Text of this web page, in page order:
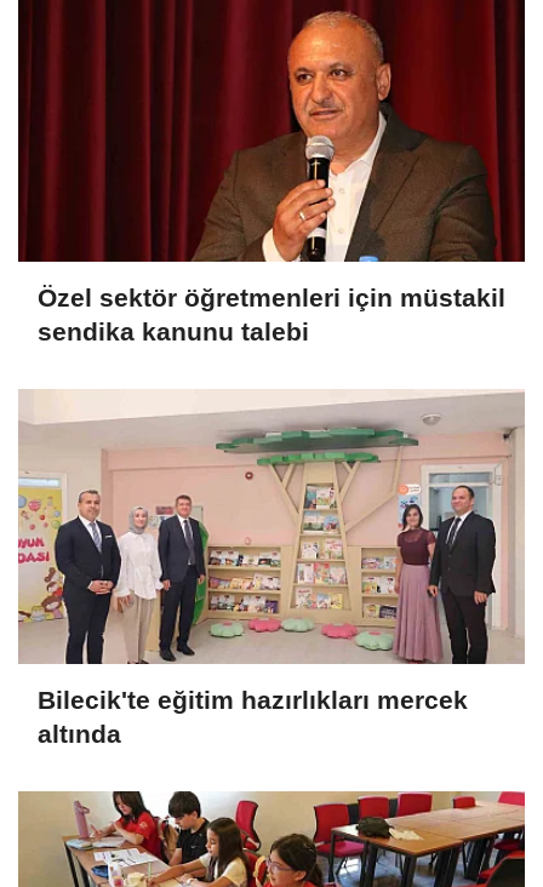
Özel sektör öğretmenleri için müstakil
sendika kanunu talebi
Bilecik'te eğitim hazırlıkları mercek
altında